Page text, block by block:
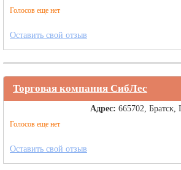
Голосов еще нет
Оставить свой отзыв
Торговая компания СибЛес
Голосов еще нет
Адрес: 665702, Братск,
Оставить свой отзыв